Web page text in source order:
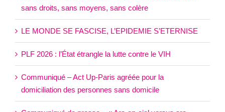
sans droits, sans moyens, sans colère
LE MONDE SE FASCISE, L’EPIDEMIE S’ETERNISE
PLF 2026 : l’État étrangle la lutte contre le VIH
Communiqué – Act Up-Paris agréée pour la
domiciliation des personnes sans domicile